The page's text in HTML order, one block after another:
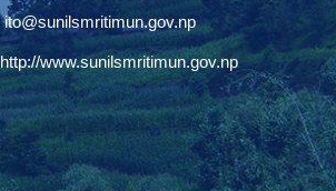
ito@sunilsmritimun.gov.np
http://www.sunilsmritimun.gov.np